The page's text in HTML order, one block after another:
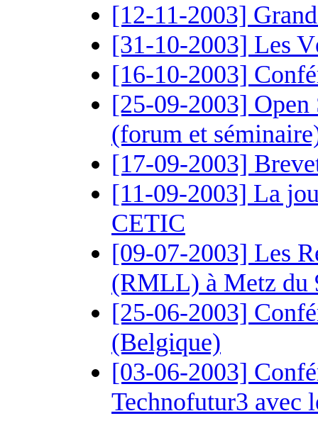
[12-11-2003]
[31-10-2003] Les
[16-10-2003]
[25-09-2003] Open
(forum et
[17-09-2003]
[11-09-2003] La
CETIC
[09-07-2003] Les
(RMLL) à Metz du
[25-06-2003]
(Belgique)
[03-06-2003]
Technofutur3 avec